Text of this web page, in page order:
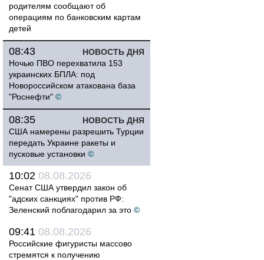
родителям сообщают об
операциям по банковским картам
детей
НОВОСТЬ ДНЯ
08:43
Ночью ПВО перехватила 153
украинских БПЛА: под
Новороссийском атакована база
"Роснефти" ©
НОВОСТЬ ДНЯ
08:35
США намерены разрешить Турции
передать Украине ракеты и
пусковые установки ©
10:02 08.08.2026
Сенат США утвердил закон об
"адских санкциях" против РФ:
Зеленский поблагодарил за это ©
09:41 08.08.2026
Российские фигуристы массово
стремятся к получению